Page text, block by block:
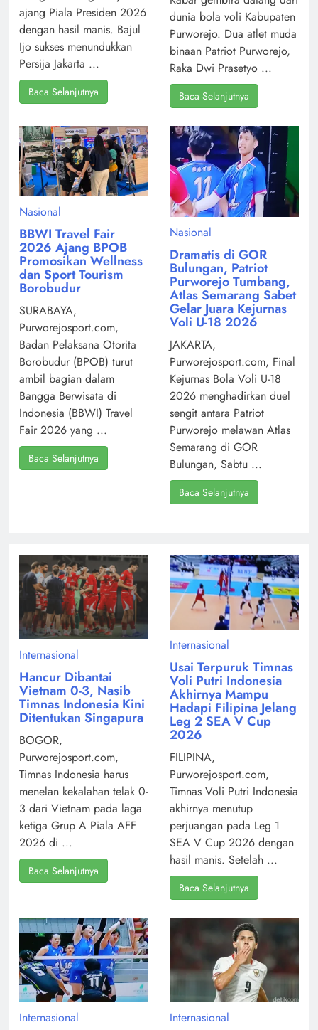
ajang Piala Presiden 2026
dengan hasil manis. Bajul
Ijo sukses menundukkan
Persija Jakarta ...
Baca Selanjutnya
dunia bola voli Kabupaten
Purworejo. Dua atlet muda
binaan Patriot Purworejo,
Raka Dwi Prasetyo ...
Baca Selanjutnya
Nasional
BBWI Travel Fair
2026 Ajang BPOB
Promosikan Wellness
dan Sport Tourism
Borobudur
SURABAYA,
Purworejosport.com,
Badan Pelaksana Otorita
Borobudur (BPOB) turut
ambil bagian dalam
Bangga Berwisata di
Indonesia (BBWI) Travel
Fair 2026 yang ...
Baca Selanjutnya
Nasional
Dramatis di GOR
Bulungan, Patriot
Purworejo Tumbang,
Atlas Semarang Sabet
Gelar Juara Kejurnas
Voli U-18 2026
JAKARTA,
Purworejosport.com, Final
Kejurnas Bola Voli U-18
2026 menghadirkan duel
sengit antara Patriot
Purworejo melawan Atlas
Semarang di GOR
Bulungan, Sabtu ...
Baca Selanjutnya
Internasional
Hancur Dibantai
Vietnam 0-3, Nasib
Timnas Indonesia Kini
Ditentukan Singapura
BOGOR,
Purworejosport.com,
Timnas Indonesia harus
menelan kekalahan telak 0-
3 dari Vietnam pada laga
ketiga Grup A Piala AFF
2026 di ...
Baca Selanjutnya
Internasional
Usai Terpuruk Timnas
Voli Putri Indonesia
Akhirnya Mampu
Hadapi Filipina Jelang
Leg 2 SEA V Cup
2026
FILIPINA,
Purworejosport.com,
Timnas Voli Putri Indonesia
akhirnya menutup
perjuangan pada Leg 1
SEA V Cup 2026 dengan
hasil manis. Setelah ...
Baca Selanjutnya
Internasional Internasional